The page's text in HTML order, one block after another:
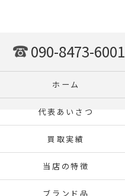
090-8473-6001
ホーム
代表あいさつ
買取実績
当店の特徴
ブランド品